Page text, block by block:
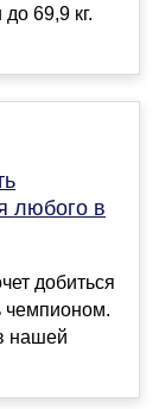
69,9 кг.
любого в
добиться
чемпионом.
нашей